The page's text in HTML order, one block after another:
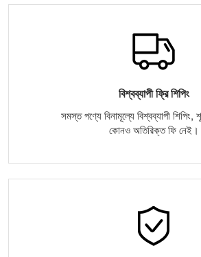
বিশ্বব্যাপী ফ্রি শিপিং
সমস্ত পণ্যে বিনামূল্যে বিশ্বব্যাপী
কোনও অতিরিক্ত ফি নেই।